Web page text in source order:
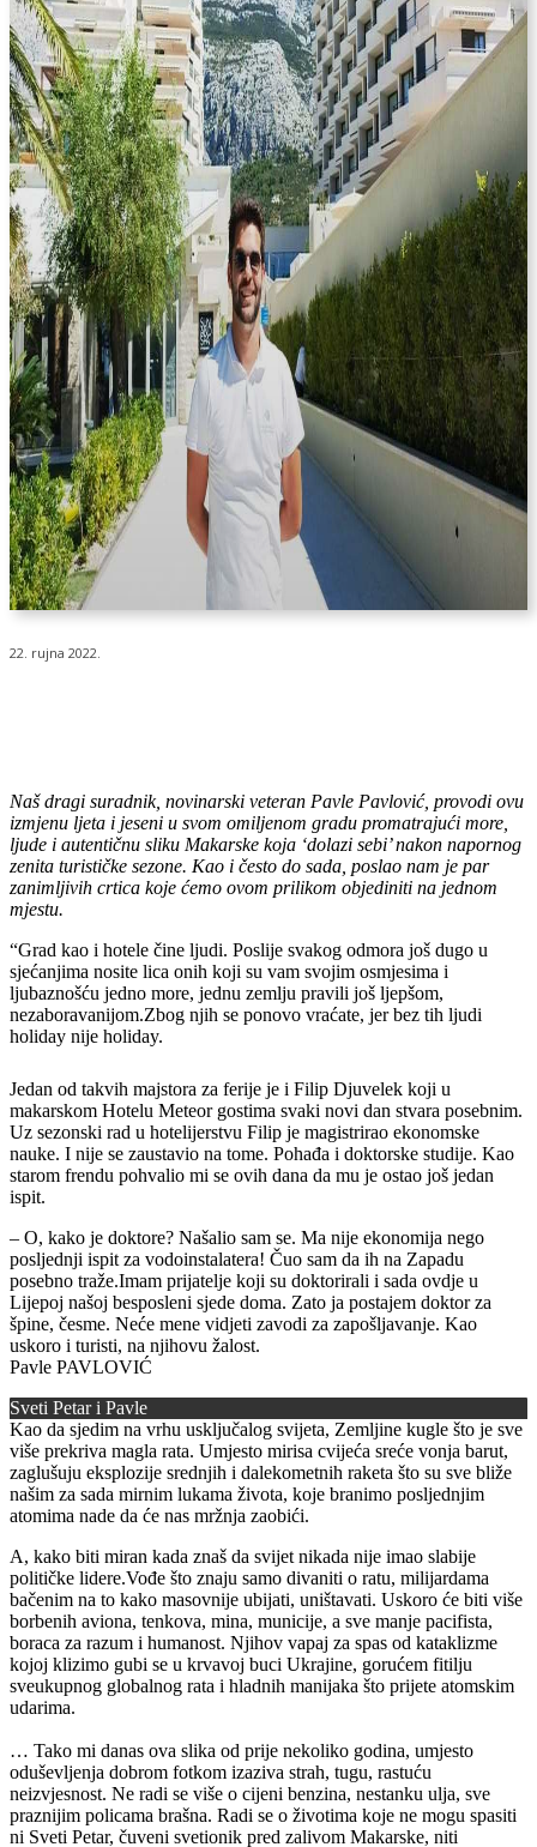
22. rujna 2022.
Naš dragi suradnik, novinarski veteran Pavle Pavlović, provodi ovu
izmjenu ljeta i jeseni u svom omiljenom gradu promatrajući more,
ljude i autentičnu sliku Makarske koja ‘dolazi sebi’ nakon napornog
zenita turističke sezone. Kao i često do sada, poslao nam je par
zanimljivih crtica koje ćemo ovom prilikom objediniti na jednom
mjestu.
“Grad kao i hotele čine ljudi. Poslije svakog odmora još dugo u
sjećanjima nosite lica onih koji su vam svojim osmjesima i
ljubaznošću jedno more, jednu zemlju pravili još ljepšom,
nezaboravanijom.Zbog njih se ponovo vraćate, jer bez tih ljudi
holiday nije holiday.
Jedan od takvih majstora za ferije je i Filip Djuvelek koji u
makarskom Hotelu Meteor gostima svaki novi dan stvara posebnim.
Uz sezonski rad u hotelijerstvu Filip je magistrirao ekonomske
nauke. I nije se zaustavio na tome. Pohađa i doktorske studije. Kao
starom frendu pohvalio mi se ovih dana da mu je ostao još jedan
ispit.
– O, kako je doktore? Našalio sam se. Ma nije ekonomija nego
posljednji ispit za vodoinstalatera! Čuo sam da ih na Zapadu
posebno traže.Imam prijatelje koji su doktorirali i sada ovdje u
Lijepoj našoj besposleni sjede doma. Zato ja postajem doktor za
špine, česme. Neće mene vidjeti zavodi za zapošljavanje. Kao
uskoro i turisti, na njihovu žalost.
Pavle PAVLOVIĆ
Sveti Petar i Pavle
Kao da sjedim na vrhu usključalog svijeta, Zemljine kugle što je sve
više prekriva magla rata. Umjesto mirisa cvijeća sreće vonja barut,
zaglušuju eksplozije srednjih i dalekometnih raketa što su sve bliže
našim za sada mirnim lukama života, koje branimo posljednjim
atomima nade da će nas mržnja zaobići.
A, kako biti miran kada znaš da svijet nikada nije imao slabije
političke lidere.Vođe što znaju samo divaniti o ratu, milijardama
bačenim na to kako masovnije ubijati, uništavati. Uskoro će biti više
borbenih aviona, tenkova, mina, municije, a sve manje pacifista,
boraca za razum i humanost. Njihov vapaj za spas od kataklizme
kojoj klizimo gubi se u krvavoj buci Ukrajine, gorućem fitilju
sveukupnog globalnog rata i hladnih manijaka što prijete atomskim
udarima.
… Tako mi danas ova slika od prije nekoliko godina, umjesto
oduševljenja dobrom fotkom izaziva strah, tugu, rastuću
neizvjesnost. Ne radi se više o cijeni benzina, nestanku ulja, sve
praznijim policama brašna. Radi se o životima koje ne mogu spasiti
ni Sveti Petar, čuveni svetionik pred zalivom Makarske, niti